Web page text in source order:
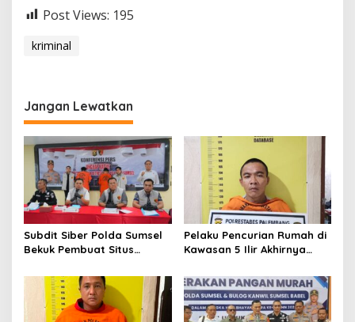
Post Views: 195
kriminal
Jangan Lewatkan
Subdit Siber Polda Sumsel
Bekuk Pembuat Situs
Bhayangkara Run 2026
Pelaku Pencurian Rumah di
Kawasan 5 Ilir Akhirnya